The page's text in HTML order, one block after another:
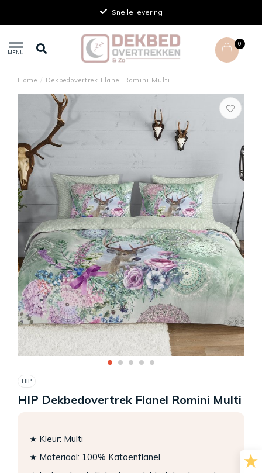
MENU
0
Home / Dekbedovertrek Flanel Romini Multi
HIP
HIP Dekbedovertrek Flanel Romini Multi
★ Kleur: Multi
★ Materiaal: 100% Katoenflanel